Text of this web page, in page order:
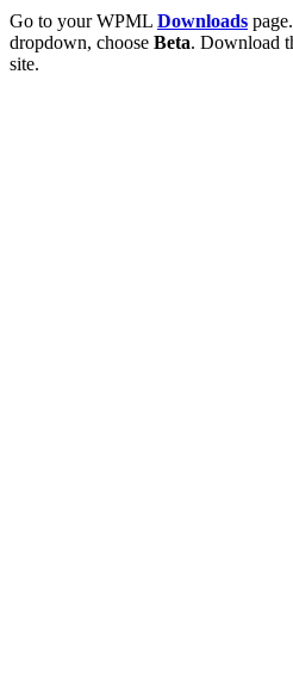
Go to your WPML Downloads
dropdown, choose Beta. Download
site.